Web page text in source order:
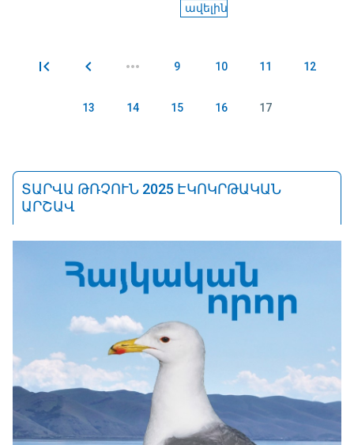
ավելին
Էջեր 9 10 11 12
13 14 15 16 17
ՏԱՐՎԱ ԹՌՉՈՒՆ 2025 ԷԿՈԿՐԹԱԿԱՆ
ԱՐՇԱՎ